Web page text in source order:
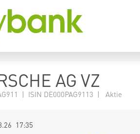
AG VZ
| ISIN DE000PAG9113 | Aktie
17:35